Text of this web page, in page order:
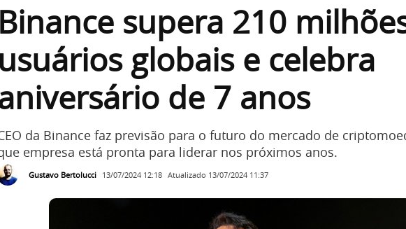
Binance supera 210
usuários globais e celebra
de 7 anos
da Binance faz previsão para o futuro do mercado de
empresa está pronta para liderar nos próximos anos.
Gustavo Bertolucci 13/07/2024 12:18 Atualizado 13/07/2024 11:37